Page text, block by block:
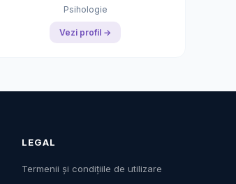
Psihologie
Vezi profil →
LEGAL
Termenii și condițiile de utilizare